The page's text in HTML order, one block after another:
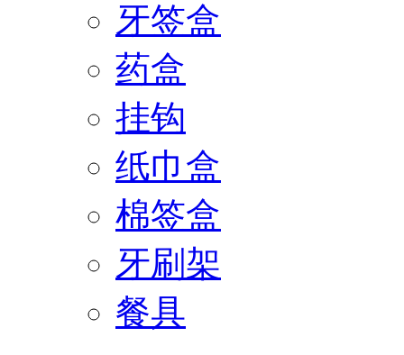
牙签盒
药盒
挂钩
纸巾盒
棉签盒
牙刷架
餐具